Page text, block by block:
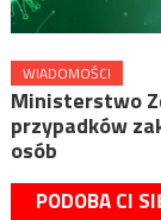
WIADOMOŚCI
Ministerstwo
przypadków
osób
PODOBA CI